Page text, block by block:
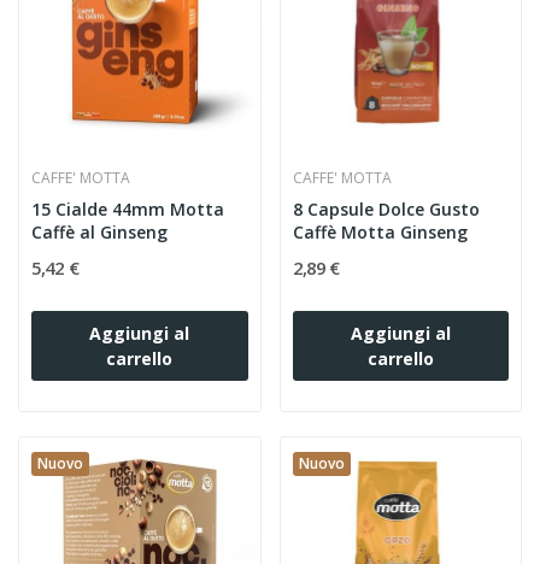
CAFFE' MOTTA
15 Cialde 44mm Motta
Caffè al Ginseng
5,42 €
Aggiungi al
carrello
CAFFE' MOTTA
8 Capsule Dolce Gusto
Caffè Motta Ginseng
2,89 €
Aggiungi al
carrello
Nuovo Nuovo